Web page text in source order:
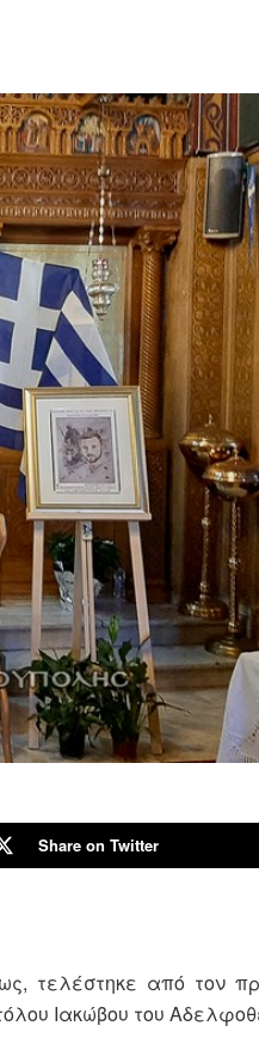
Share on Twitter
τελέστηκε από τον
Ιακώβου του